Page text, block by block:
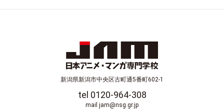
新潟県新潟市中央区古町通5番町602-1
tel 0120-964-308
mail jam@nsg.gr.jp